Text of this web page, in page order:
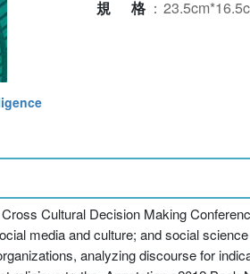
規格 ：
Cultural Decision Making
media and culture; and social
analyzing discourse for